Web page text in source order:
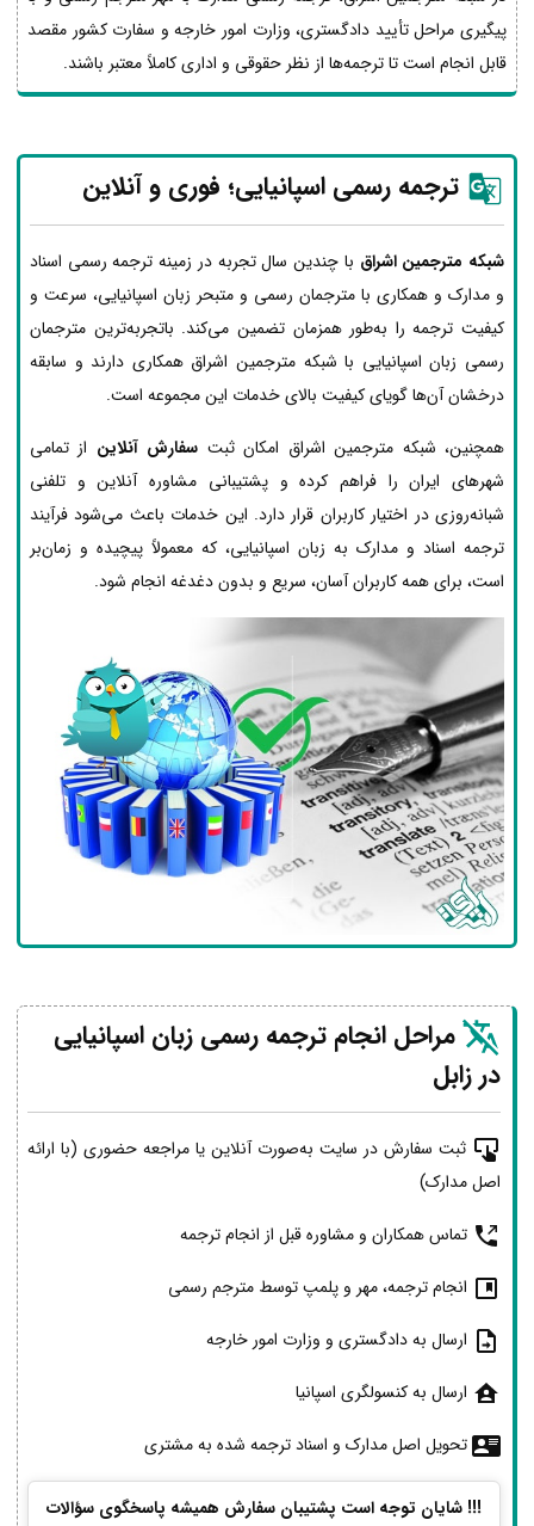
پیگیری مراحل تأیید دادگستری، وزارت امور خارجه و سفارت کشور مقصد
قابل انجام است تا ترجمه‌ها از نظر حقوقی و اداری کاملاً معتبر باشند.
ترجمه رسمی اسپانیایی؛ فوری و آنلاین
شبکه مترجمین اشراق با چندین سال تجربه در زمینه ترجمه رسمی اسناد
و مدارک و همکاری با مترجمان رسمی و متبحر زبان اسپانیایی، سرعت و
کیفیت ترجمه را به‌طور همزمان تضمین می‌کند. باتجربه‌ترین مترجمان
رسمی زبان اسپانیایی با شبکه مترجمین اشراق همکاری دارند و سابقه
درخشان آن‌ها گویای کیفیت بالای خدمات این مجموعه است.
همچنین، شبکه مترجمین اشراق امکان ثبت سفارش آنلاین از تمامی
شهرهای ایران را فراهم کرده و پشتیبانی مشاوره آنلاین و تلفنی
شبانه‌روزی در اختیار کاربران قرار دارد. این خدمات باعث می‌شود فرآیند
ترجمه اسناد و مدارک به زبان اسپانیایی، که معمولاً پیچیده و زمان‌بر
است، برای همه کاربران آسان، سریع و بدون دغدغه انجام شود.
مراحل انجام ترجمه رسمی زبان اسپانیایی
در زابل
ثبت سفارش در سایت به‌صورت آنلاین یا مراجعه حضوری (با ارائه
اصل مدارک)
تماس همکاران و مشاوره قبل از انجام ترجمه
انجام ترجمه، مهر و پلمپ توسط مترجم رسمی
ارسال به دادگستری و وزارت امور خارجه
ارسال به کنسولگری اسپانیا
تحویل اصل مدارک و اسناد ترجمه شده به مشتری
!!! شایان توجه است پشتیبان سفارش همیشه پاسخگوی سؤالات